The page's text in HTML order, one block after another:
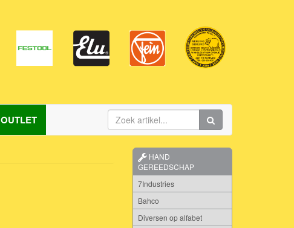
OUTLET
HAND
GEREEDSCHAP
7Industries
Bahco
Diversen op alfabet